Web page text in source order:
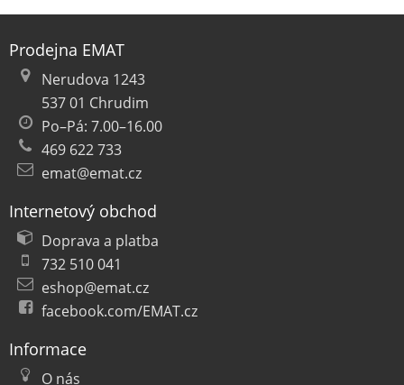
Prodejna EMAT
Nerudova 1243
537 01 Chrudim
Po–Pá: 7.00–16.00
469 622 733
emat@emat.cz
Internetový obchod
Doprava a platba
732 510 041
eshop@emat.cz
facebook.com/EMAT.cz
Informace
O nás